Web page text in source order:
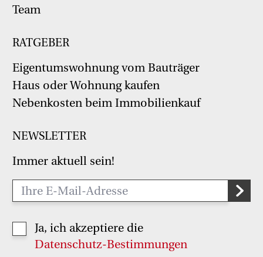
Team
RATGEBER
Eigentumswohnung vom Bauträger
Haus oder Wohnung kaufen
Nebenkosten beim Immobilienkauf
NEWSLETTER
Immer aktuell sein!
Ja, ich akzeptiere die
Datenschutz-Bestimmungen